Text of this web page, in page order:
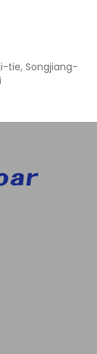
tie, Songjiang-